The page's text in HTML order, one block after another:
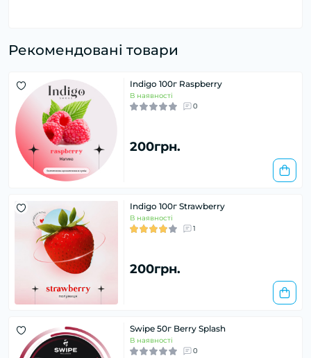
Рекомендовані товари
Indigo 100г Raspberry
В наявності
0
200грн.
Indigo 100г Strawberry
В наявності
1
200грн.
Swipe 50г Berry Splash
В наявності
0